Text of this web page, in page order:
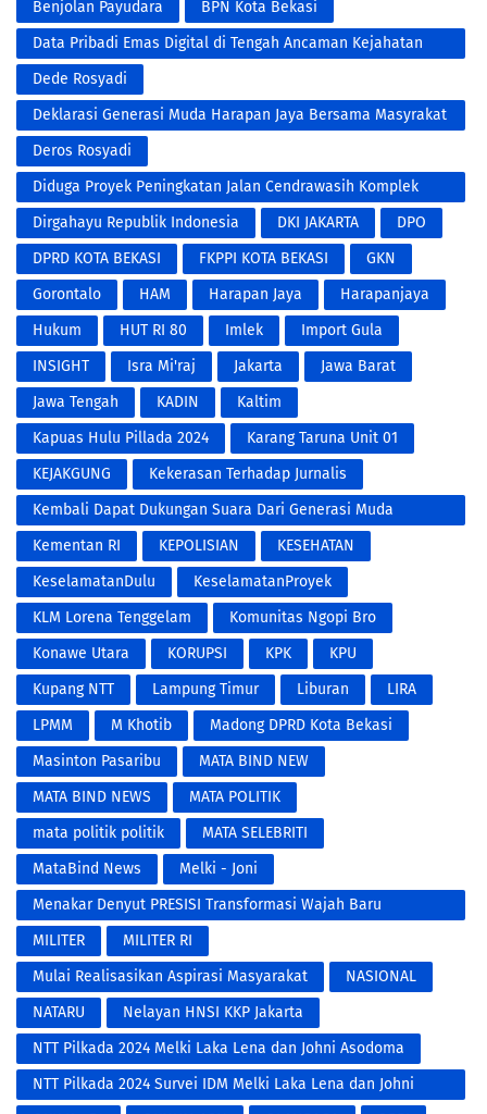
Benjolan Payudara
BPN Kota Bekasi
Data Pribadi Emas Digital di Tengah Ancaman Kejahatan
Modern
Dede Rosyadi
Deklarasi Generasi Muda Harapan Jaya Bersama Masyrakat
RW 001 Untuk Pemenangan Paslon NO.3 Tri Adhianto RIDHO
Deros Rosyadi
Diduga Proyek Peningkatan Jalan Cendrawasih Komplek
Bumi Makmur Kota Bekasi
Dirgahayu Republik Indonesia DKI JAKARTA
DPO
DPRD KOTA BEKASI
FKPPI KOTA BEKASI
GKN
Gorontalo
HAM Harapan Jaya
Harapanjaya
Hukum
HUT RI 80 Imlek
Import Gula
INSIGHT
Isra Mi'raj Jakarta
Jawa Barat
Jawa Tengah
KADIN
Kaltim
Kapuas Hulu Pillada 2024
Karang Taruna Unit 01
KEJAKGUNG
Kekerasan Terhadap Jurnalis
Kembali Dapat Dukungan Suara Dari Generasi Muda
Harapan Jaya dan 1.000 Warga RW 001 Harapan Jaya
Kementan RI KEPOLISIAN
KESEHATAN
KeselamatanDulu
KeselamatanProyek
KLM Lorena Tenggelam
Komunitas Ngopi Bro
Konawe Utara
KORUPSI KPK
KPU
Kupang NTT
Lampung Timur Liburan
LIRA
LPMM
M Khotib
Madong DPRD Kota Bekasi
Masinton Pasaribu
MATA BIND NEW
MATA BIND NEWS
MATA POLITIK
mata politik politik
MATA SELEBRITI
MataBind News
Melki - Joni
​Menakar Denyut PRESISI Transformasi Wajah Baru
Kepolisian di Era Digital
MILITER
MILITER RI
Mulai Realisasikan Aspirasi Masyarakat
NASIONAL
NATARU
Nelayan HNSI KKP Jakarta
NTT Pilkada 2024 Melki Laka Lena dan Johni Asodoma
NTT Pilkada 2024 Survei IDM Melki Laka Lena dan Johni